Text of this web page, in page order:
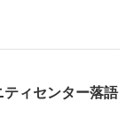
ティセンター落語